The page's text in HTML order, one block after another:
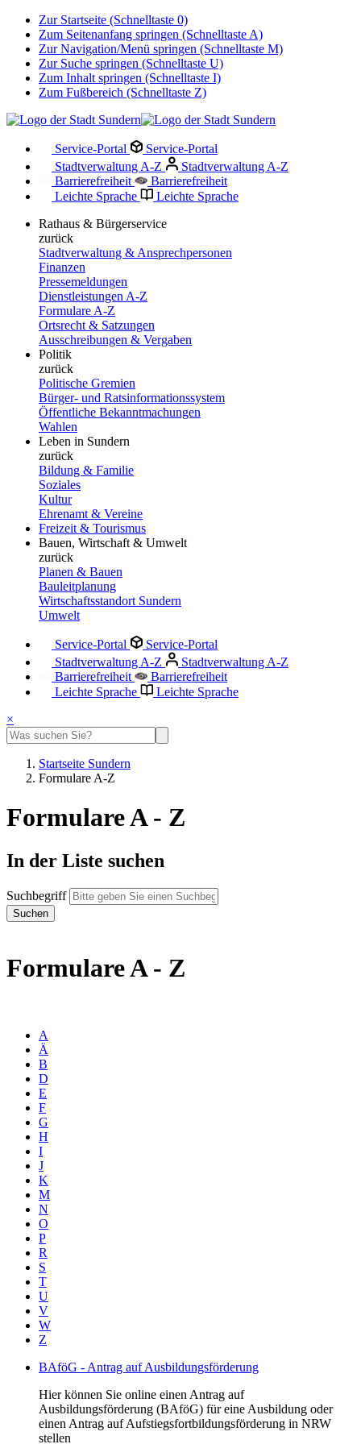
Zur Startseite (Schnelltaste 0)
Zum Seitenanfang springen (Schnelltaste A)
Zur Navigation/Menü springen (Schnelltaste M)
Zur Suche springen (Schnelltaste U)
Zum Inhalt springen (Schnelltaste I)
Zum Fußbereich (Schnelltaste Z)
Service-Portal
Service-Portal
Stadtverwaltung A-Z
Stadtverwaltung A-Z
Barrierefreiheit
Barrierefreiheit
Leichte Sprache
Leichte Sprache
Rathaus & Bürgerservice
zurück
Stadtverwaltung & Ansprechpersonen
Finanzen
Pressemeldungen
Dienstleistungen A-Z
Formulare A-Z
Ortsrecht & Satzungen
Ausschreibungen & Vergaben
Politik
zurück
Politische Gremien
Bürger- und Ratsinformationssystem
Öffentliche Bekanntmachungen
Wahlen
Leben in Sundern
zurück
Bildung & Familie
Soziales
Kultur
Ehrenamt & Vereine
Freizeit & Tourismus
Bauen, Wirtschaft & Umwelt
zurück
Planen & Bauen
Bauleitplanung
Wirtschaftsstandort Sundern
Umwelt
Service-Portal
Service-Portal
Stadtverwaltung A-Z
Stadtverwaltung A-Z
Barrierefreiheit
Barrierefreiheit
Leichte Sprache
Leichte Sprache
×
Startseite Sundern
Formulare A-Z
Formulare A - Z
In der Liste suchen
Suchbegriff
Formulare A - Z
A
Ä
B
D
E
F
G
H
I
J
K
M
N
O
P
R
S
T
U
V
W
Z
BAföG - Antrag auf Ausbildungsförderung
Hier können Sie online einen Antrag auf
Ausbildungsförderung (BAföG) für eine Ausbildung oder
einen Antrag auf Aufstiegsfortbildungsförderung in NRW
stellen